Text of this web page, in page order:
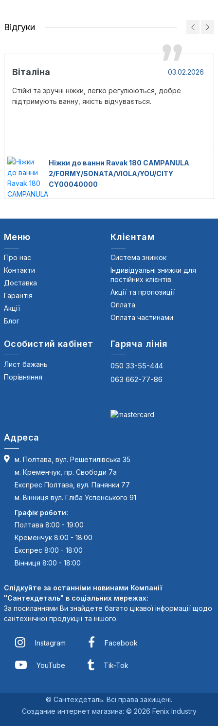
Відгуки
Віталіна 03.02.2026
Стійкі та зручні ніжки, легко регулюються, добре
підтримують ванну, якість відчувається.
Ніжки до ванни Ravak 180 CAMPANULA
2/FORMY/SONATA/VIOLA/YOU/CITY
CY00040000
Меню
Про нас
Контакти
Доставка
Гарантія
Акції
Блог
Клієнтам
Система знижок
Індивідуальні знижки для
постійних клієнтів
Акції та пропозиції
Оплата
Оплата частинами
Особистий кабінет
Лист бажань
Порівняння
Гаряча лінія
050 33-55-444
063 662-77-86
Адреса
м. Полтава, вул. Решетилівська 35
м. Кременчук, пр. Свободи 7а
Експрес Полтава, вул. Панянки 77
м. Вінниця вул. Гліба Успенського 91
Графік роботи:
Полтава 8:00 - 19:00
Кременчук 8:00 - 18:00
Експрес 8:00 - 18:00
Вінниця 8:00 - 18:00
Слідкуйте за останніми новинами Компанії
"Сантехдеталь" в соціальних мережах:
За посиланнями Ви знайдете багато цікавої інформації щодо
сантехнічної продукції та іншого.
Instagram Facebook
YouTube Tik-Tok
© Сантехдеталь. Всі права захищені.
Создание интернет магазина: © 2026 Fenix Industry